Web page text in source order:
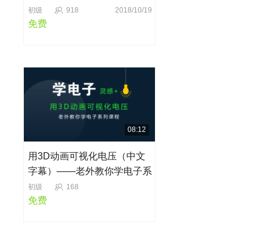
初级 918 2018/10/19
免费
08:12
用3D动画可视化电压（中文
字幕）——老外教你学电子系
列第一节
初级 168
免费